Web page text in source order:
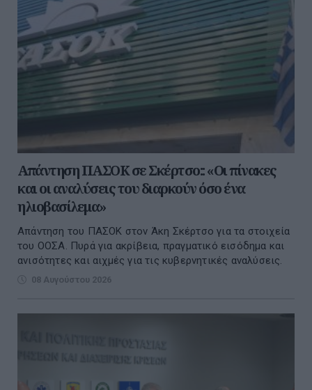
Απάντηση ΠΑΣΟΚ σε Σκέρτσο:: «Οι πίνακες
και οι αναλύσεις του διαρκούν όσο ένα
ηλιοβασίλεμα»
Απάντηση του ΠΑΣΟΚ στον Άκη Σκέρτσο για τα στοιχεία
του ΟΟΣΑ. Πυρά για ακρίβεια, πραγματικό εισόδημα και
ανισότητες και αιχμές για τις κυβερνητικές αναλύσεις.
08 Αυγούστου 2026